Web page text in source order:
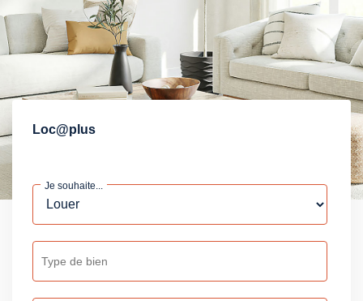
Loc@plus
Je souhaite...